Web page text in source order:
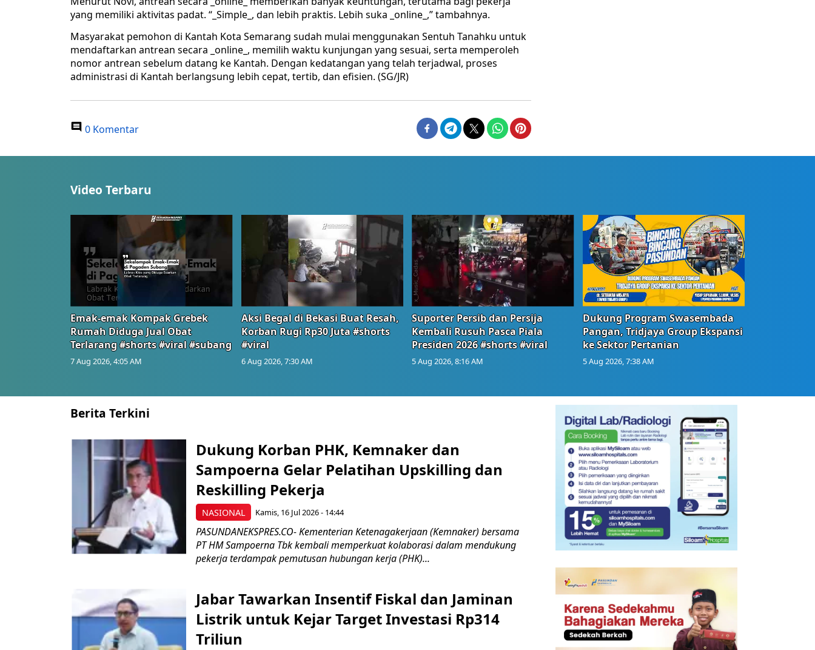
yang memiliki aktivitas padat. “_Simple_, dan lebih praktis. Lebih suka _online_,” tambahnya.
Masyarakat pemohon di Kantah Kota Semarang sudah mulai menggunakan Sentuh Tanahku untuk
mendaftarkan antrean secara _online_, memilih waktu kunjungan yang sesuai, serta memperoleh
nomor antrean sebelum datang ke Kantah. Dengan kedatangan yang telah terjadwal, proses
administrasi di Kantah berlangsung lebih cepat, tertib, dan efisien. (SG/JR)
0 Komentar
Video Terbaru
Emak-emak Kompak Grebek
Rumah Diduga Jual Obat
Terlarang #shorts #viral #subang
7 Aug 2026, 4:05 AM
Aksi Begal di Bekasi Buat Resah,
Korban Rugi Rp30 Juta #shorts
#viral
6 Aug 2026, 7:30 AM
Suporter Persib dan Persija
Kembali Rusuh Pasca Piala
Presiden 2026 #shorts #viral
5 Aug 2026, 8:16 AM
Dukung Program Swasembada
Pangan, Tridjaya Group Ekspansi
ke Sektor Pertanian
5 Aug 2026, 7:38 AM
Berita Terkini
NASIONAL
Dukung Korban PHK, Kemnaker dan
Sampoerna Gelar Pelatihan Upskilling dan
Reskilling Pekerja
Kamis, 16 Jul 2026 - 14:44
PASUNDANEKSPRES.CO- Kementerian Ketenagakerjaan (Kemnaker) bersama
PT HM Sampoerna Tbk kembali memperkuat kolaborasi dalam mendukung
pekerja terdampak pemutusan hubungan kerja (PHK)...
Jabar Tawarkan Insentif Fiskal dan Jaminan
Listrik untuk Kejar Target Investasi Rp314
Triliun